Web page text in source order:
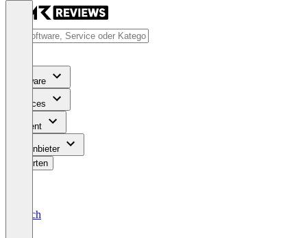
Software
Services
Content
Für Anbieter
Bewerten
Deutsch